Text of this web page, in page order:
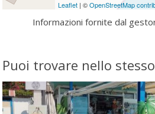
Leaflet| ©OpenStreetMap
Informazioni fornite dal
Puoi trovare nello